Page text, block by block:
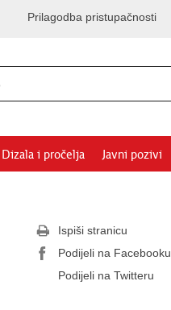
Prilagodba pristupačnosti
Dizala i pročelja Javni pozivi
Ispiši stranicu
Podijeli na Facebooku
Podijeli na Twitteru